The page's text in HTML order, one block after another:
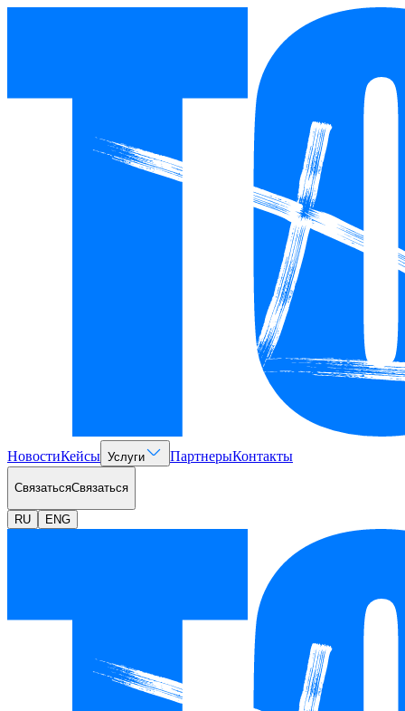
НовостиКейсы Услуги ПартнерыКонтакты
СвязатьсяСвязаться
RU ENG